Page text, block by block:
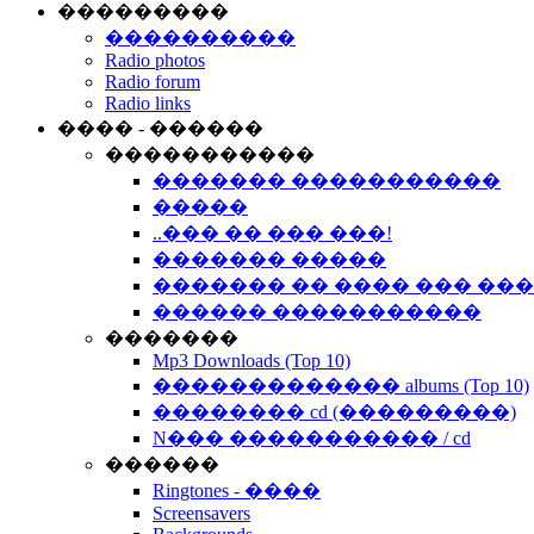
���������
����������
Radio photos
Radio forum
Radio links
���� - ������
�����������
������� �����������
�����
..��� �� ��� ���!
������� �����
������� �� ���� ���
������ �����������
�������
Mp3 Downloads (Top 10)
������������� albums (Top 10)
�������� cd (���������)
N��� ����������� / cd
������
Ringtones - ����
Screensavers